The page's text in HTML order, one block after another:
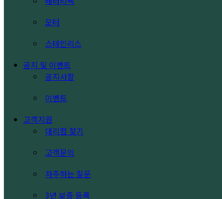
모터
스테인리스
공지 및 이벤트
공지사항
이벤트
고객지원
대리점 찾기
고객문의
자주하는 질문
3년 보증 등록